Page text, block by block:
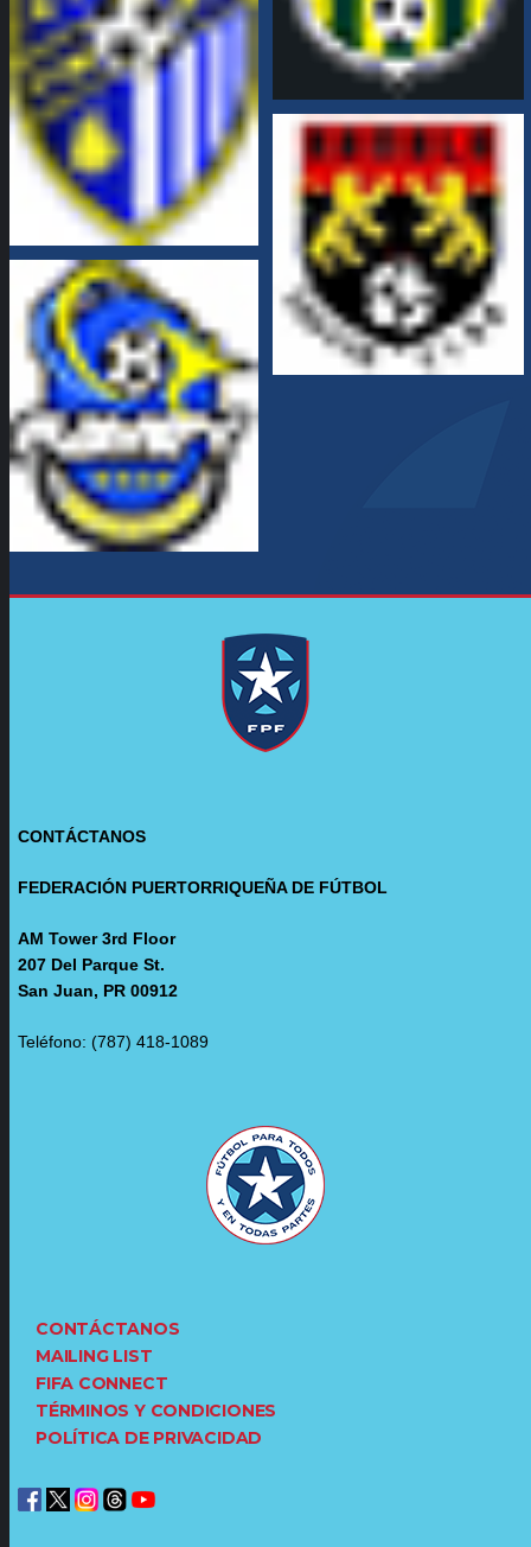
CONTÁCTANOS
FEDERACIÓN PUERTORRIQUEÑA DE FÚTBOL
AM Tower 3rd Floor
207 Del Parque St.
San Juan, PR 00912
Teléfono: (787) 418-1089
CONTÁCTANOS
MAILING LIST
FIFA CONNECT
TÉRMINOS Y CONDICIONES
POLÍTICA DE PRIVACIDAD